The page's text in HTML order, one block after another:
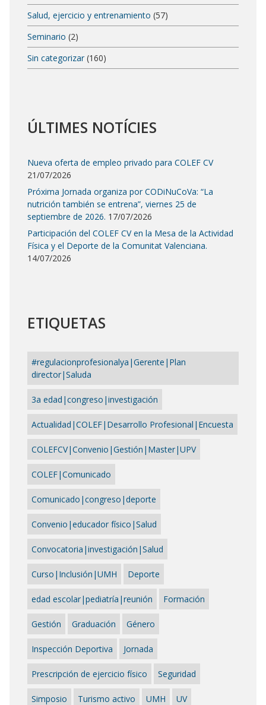
Salud, ejercicio y entrenamiento (57)
Seminario (2)
Sin categorizar (160)
ÚLTIMES NOTÍCIES
Nueva oferta de empleo privado para COLEF CV
21/07/2026
Próxima Jornada organiza por CODiNuCoVa: “La
nutrición también se entrena”, viernes 25 de
septiembre de 2026. 17/07/2026
Participación del COLEF CV en la Mesa de la Actividad
Física y el Deporte de la Comunitat Valenciana.
14/07/2026
ETIQUETAS
#regulacionprofesionalya|Gerente|Plan
director|Saluda
3a edad|congreso|investigación
Actualidad|COLEF|Desarrollo Profesional|Encuesta
COLEFCV|Convenio|Gestión|Master|UPV
COLEF|Comunicado
Comunicado|congreso|deporte
Convenio|educador físico|Salud
Convocatoria|investigación|Salud
Curso|Inclusión|UMH Deporte
edad escolar|pediatría|reunión Formación
Gestión Graduación Género
Inspección Deportiva Jornada
Prescripción de ejercicio físico Seguridad
Simposio Turismo activo UMH UV